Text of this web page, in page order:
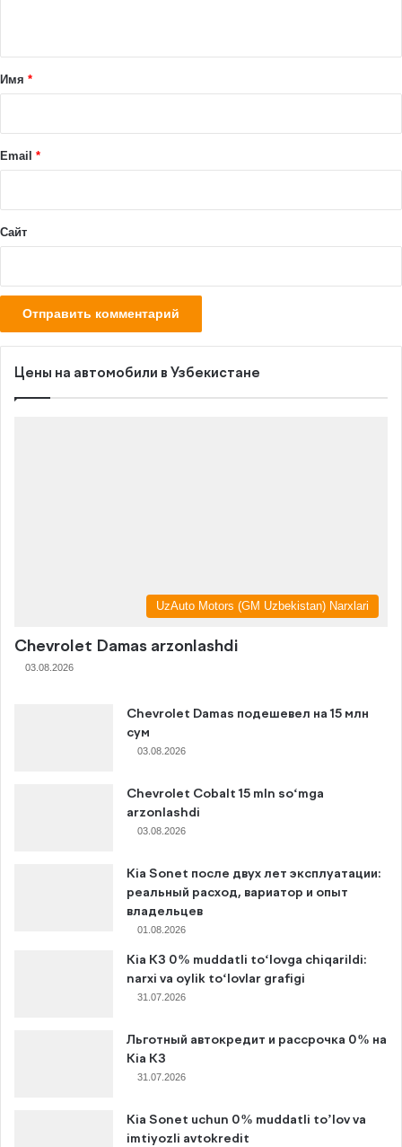
а
й
Имя *
Email *
Сайт
Цены на автомобили в Узбекистане
UzAuto Motors (GM Uzbekistan) Narxlari
Chevrolet Damas arzonlashdi
03.08.2026
Chevrolet Damas подешевел на 15 млн
сум
03.08.2026
Chevrolet Cobalt 15 mln so‘mga
arzonlashdi
03.08.2026
Kia Sonet после двух лет эксплуатации:
реальный расход, вариатор и опыт
владельцев
01.08.2026
Kia K3 0% muddatli to‘lovga chiqarildi:
narxi va oylik to‘lovlar grafigi
31.07.2026
Льготный автокредит и рассрочка 0% на
Kia K3
31.07.2026
Kia Sonet uchun 0% muddatli to’lov va
imtiyozli avtokredit